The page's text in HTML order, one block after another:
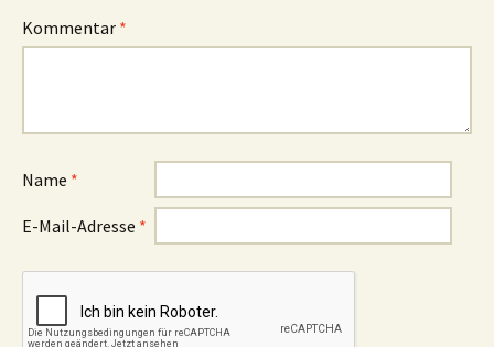
Kommentar *
Name *
E-Mail-Adresse *